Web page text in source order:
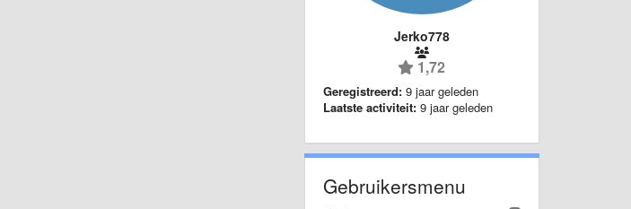
Jerko778
1,72
Geregistreerd: 9 jaar geleden
Laatste activiteit: 9 jaar geleden
Gebruikersmenu